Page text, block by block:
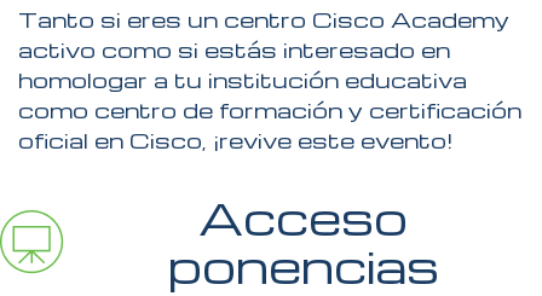
Tanto si eres un centro Cisco Academy
activo como si estás interesado en
homologar a tu institución educativa
como centro de formación y certificación
oficial en Cisco, ¡revive este evento!
Acceso
ponencias